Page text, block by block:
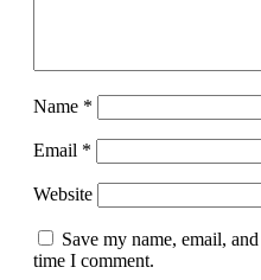
Name *
Email *
Website
Save my name, email,
time I comment.